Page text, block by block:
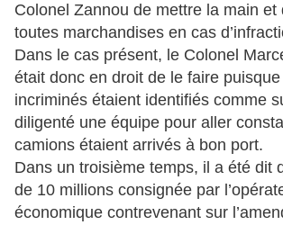
Colonel Zannou de mettre la main et
toutes marchandises en cas
Dans le cas présent, le Colonel
était donc en droit de le faire
incriminés étaient identifiés comme
diligenté une équipe pour aller
camions étaient arrivés à bon port.
Dans un troisième temps, il a été dit
de 10 millions consignée par
économique contrevenant sur